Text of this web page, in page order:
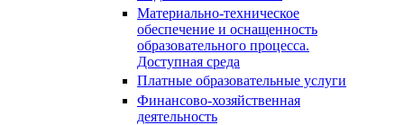
Материально-техническое
обеспечение и оснащенность
образовательного процесса.
Доступная среда
Платные образовательные услуги
Финансово-хозяйственная
деятельность